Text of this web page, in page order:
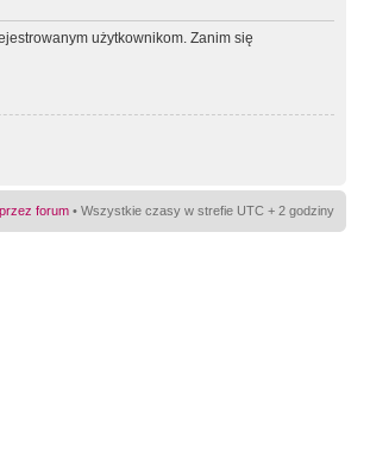
użytkownikom. Zanim się
forum • Wszystkie czasy w strefie UTC + 2 godziny